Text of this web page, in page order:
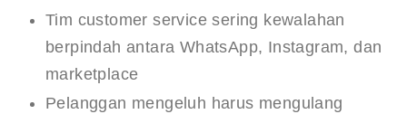
Tim customer service sering kewalahan
berpindah antara WhatsApp, Instagram, dan
marketplace
Pelanggan mengeluh harus mengulang